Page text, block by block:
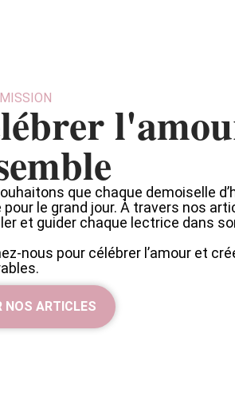
que chaque demoiselle
pour le grand jour. À travers nos
et guider chaque lectrice dans
nous pour célébrer l’amour et
NOS ARTICLES